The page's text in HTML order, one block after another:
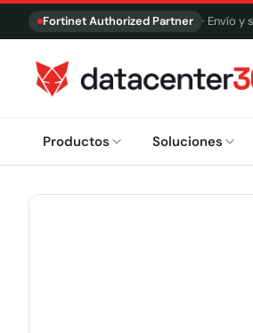
Fortinet Authorized Partner · Envío
Productos Soluciones